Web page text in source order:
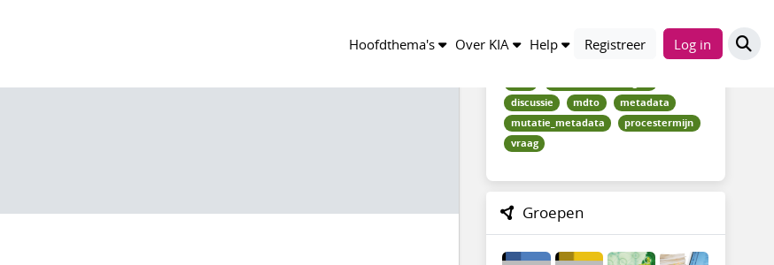
Hoofdthema's Over KIA Help Registreer Log in
discussie
mdto
metadata
mutatie_metadata
procestermijn
vraag
Groepen